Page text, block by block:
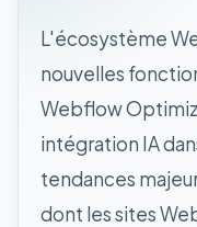
L'écosystème
nouvelles
Webflow
intégration IA
tendances
dont les sites